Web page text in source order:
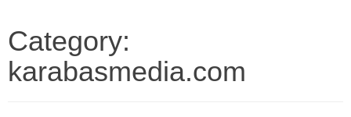
Category:
karabasmedia.com